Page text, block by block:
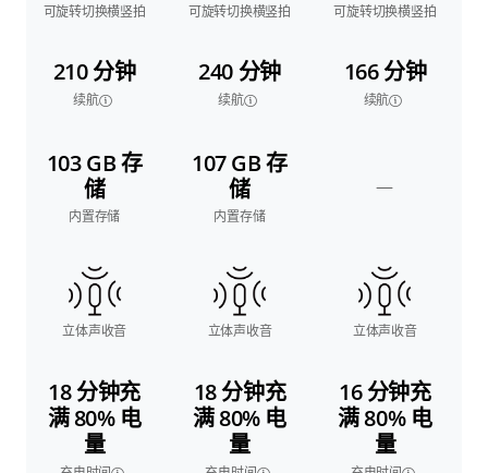
可旋转切换横竖拍 可旋转切换横竖拍 可旋转切换横竖拍
210 分钟
续航
240 分钟
续航
166 分钟
续航
103 GB 存
储
内置存储
107 GB 存
储
内置存储
—
立体声收音 立体声收音 立体声收音
18 分钟充
满 80% 电
量
18 分钟充
满 80% 电
量
16 分钟充
满 80% 电
量